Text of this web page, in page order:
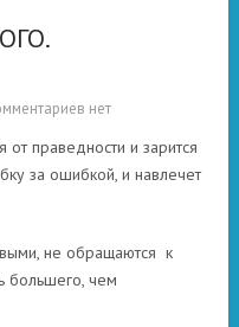
нет
праведности и зарится
за ошибкой, и навлечет
не обращаются к
большего, чем